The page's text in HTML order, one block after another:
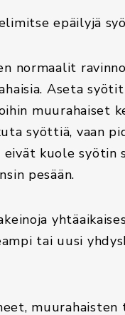
epäilyjä
normaalit
Aseta
muurahaiset
syöttiä, vaan
eivät kuole
pesään.
tai uusi